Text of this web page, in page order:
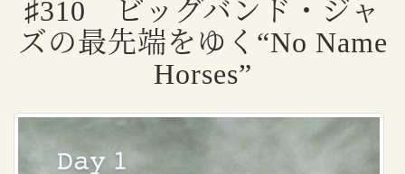
♯310 ビッグバンド・ジャ
ズの最先端をゆく“No Name
Horses”